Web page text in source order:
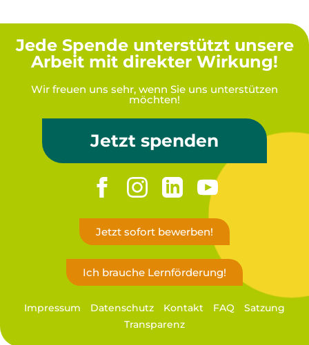
Jede Spende unterstützt unsere
Arbeit mit direkter Wirkung!
Wir freuen uns sehr, wenn Sie uns unterstützen
möchten!
Jetzt spenden
Jetzt sofort bewerben!
Ich brauche Lernförderung!
Impressum Datenschutz Kontakt FAQ
Satzung
Transparenz